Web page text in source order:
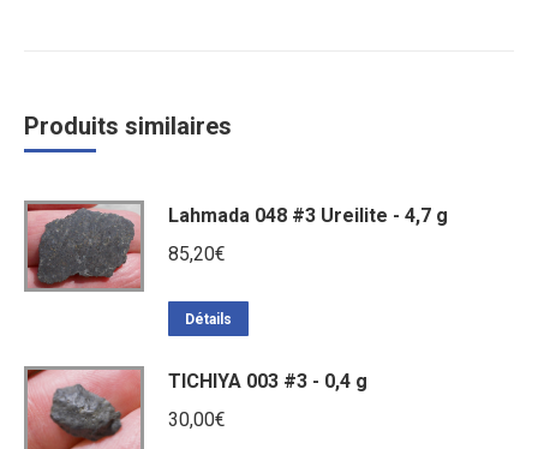
Produits similaires
Lahmada 048 #3 Ureilite - 4,7 g
85,20€
Détails
TICHIYA 003 #3 - 0,4 g
30,00€